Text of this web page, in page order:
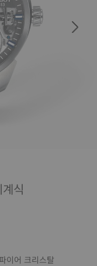
식
이어 크리스탈